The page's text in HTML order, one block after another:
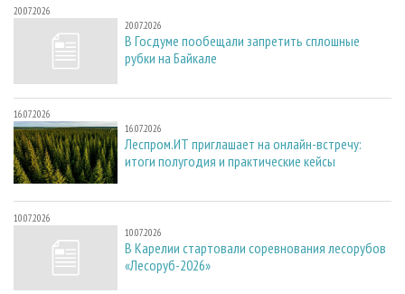
20.07.2026
20.07.2026
В Госдуме пообещали запретить сплошные
рубки на Байкале
16.07.2026
16.07.2026
Леспром.ИТ приглашает на онлайн-встречу:
итоги полугодия и практические кейсы
10.07.2026
10.07.2026
В Карелии стартовали соревнования лесорубов
«Лесоруб-2026»